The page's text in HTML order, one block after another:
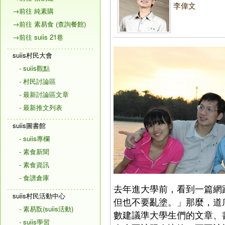
→前往 純素購
→前往 素易食 (查詢餐館)
→前往 suiis 21巷
suiis村民大會
- suiis觀點
- 村民討論區
- 最新討論區文章
- 最新推文列表
suiis圖書館
- suiis專欄
- 素食新聞
- 素食資訊
- 食譜倉庫
suiis村民活動中心
- 素易翫(suiis活動)
- suiis學習
李偉文
去年進大學前，看到一篇
但也不要亂塗。」那麼，
數建議準大學生們的文章